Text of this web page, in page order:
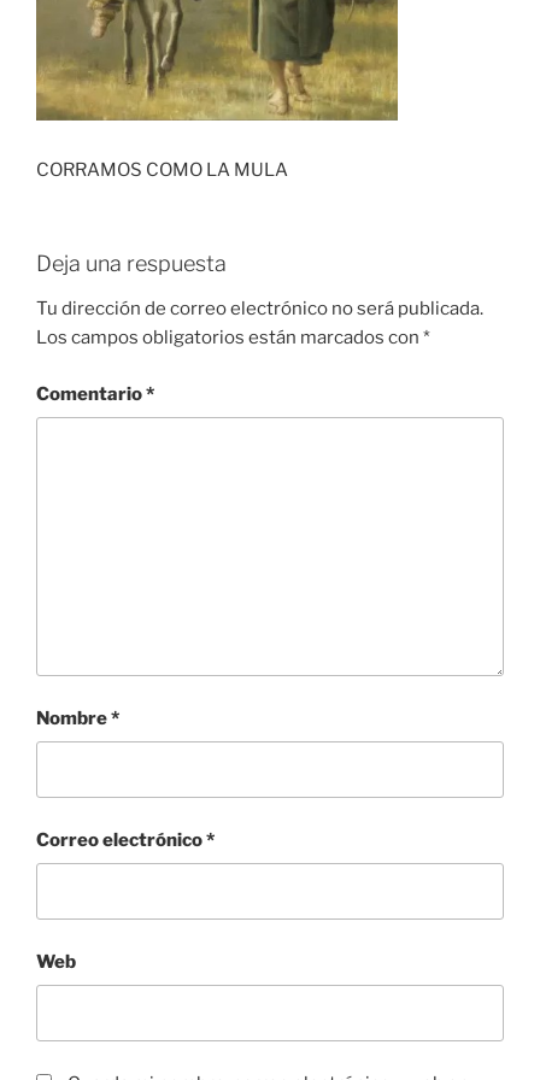
CORRAMOS COMO LA MULA
Deja una respuesta
Tu dirección de correo electrónico no será publicada.
Los campos obligatorios están marcados con *
Comentario*
Nombre*
Correo electrónico*
Web